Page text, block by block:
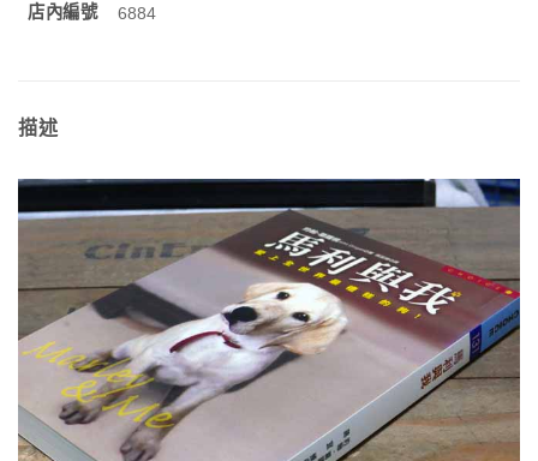
店內編號
6884
描述